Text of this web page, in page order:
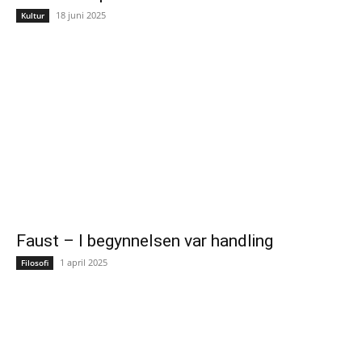
Kultur 18 juni 2025
Faust – I begynnelsen var handling
Filosofi 1 april 2025